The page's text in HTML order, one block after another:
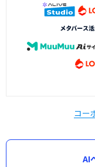
コー
AI